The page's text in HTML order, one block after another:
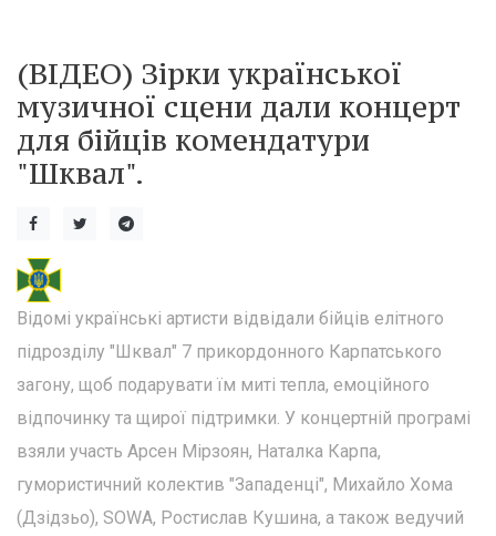
(ВІДЕО) Зірки української
музичної сцени дали концерт
для бійців комендатури
"Шквал".
Відомі українські артисти відвідали бійців елітного
підрозділу "Шквал" 7 прикордонного Карпатського
загону, щоб подарувати їм миті тепла, емоційного
відпочинку та щирої підтримки. У концертній програмі
взяли участь Арсен Мірзоян, Наталка Карпа,
гумористичний колектив "Западенці", Михайло Хома
(Дзідзьо), SOWA, Ростислав Кушина, а також ведучий